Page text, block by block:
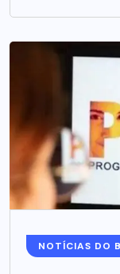
NOTÍCIAS DO